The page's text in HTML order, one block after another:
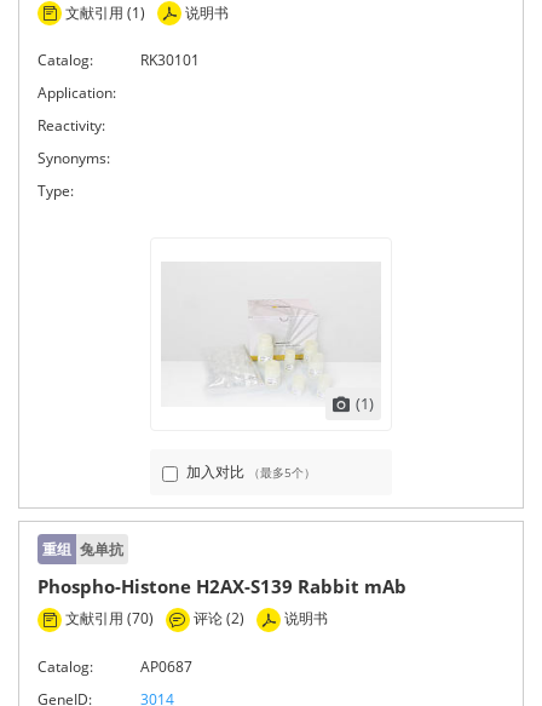
文献引用 (1) 说明书
Catalog:
RK30101
Application:
Reactivity:
Synonyms:
Type:
(1)
加入对比 （最多5个）
重组 兔单抗
Phospho-Histone H2AX-S139 Rabbit mAb
文献引用 (70) 评论 (2) 说明书
Catalog:
AP0687
GeneID:
3014